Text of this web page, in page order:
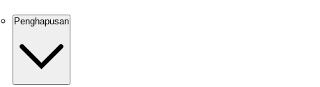
Penghapusan